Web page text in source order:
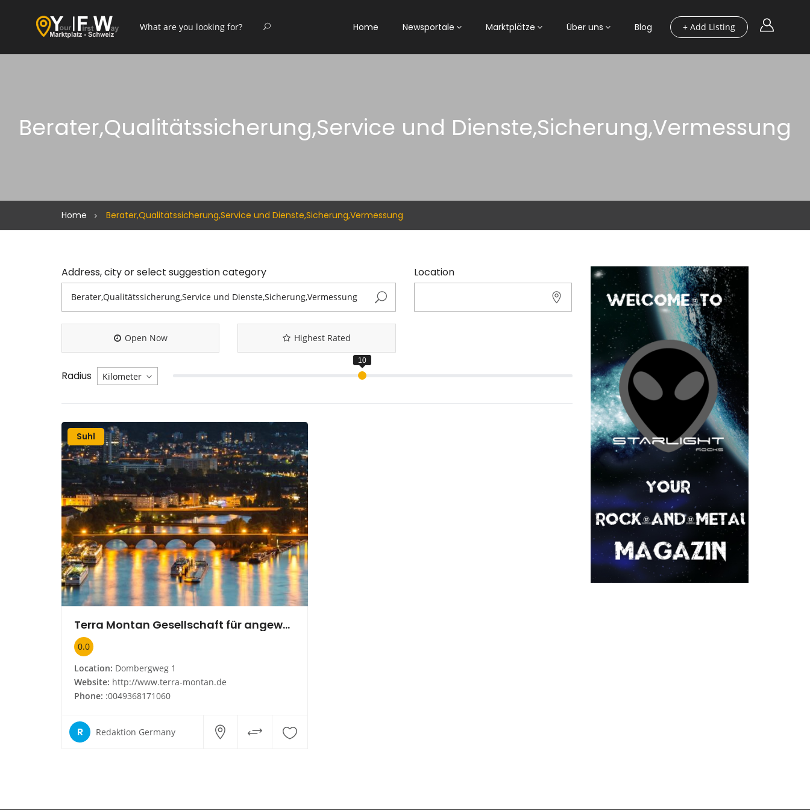
+ Add Listing
Home Newsportale Marktplätze Über uns Blog
Berater,Qualitätssicherung,Service und Dienste,Sicherung,Vermessung
Home Berater,Qualitätssicherung,Service und Dienste,Sicherung,Vermessung
Address, city or select suggestion category Location
Open Now Highest Rated
Radius
Suhl
Terra Montan Gesellschaft für angewandte Geologie mbH
0.0
Location: Dombergweg 1
Website: http://www.terra-montan.de
Phone: :0049368171060
R Redaktion Germany